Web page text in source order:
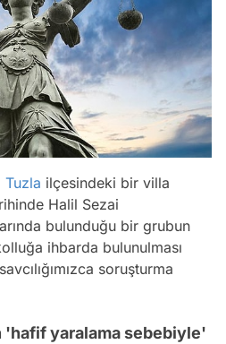
Tuzla ilçesindeki bir villa
Halil Sezai
bulunduğu bir grubun
ihbarda bulunulması
soruşturma
'hafif yaralama sebebiyle'